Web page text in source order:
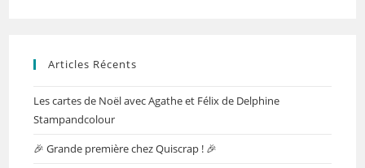
Articles Récents
Les cartes de Noël avec Agathe et Félix de Delphine
Stampandcolour
🎉 Grande première chez Quiscrap ! 🎉